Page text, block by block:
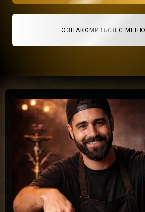
ОЗНАКОМИТЬСЯ С МЕНЮ